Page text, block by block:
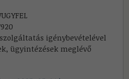
igénybevételével
ügyintézések meglévő